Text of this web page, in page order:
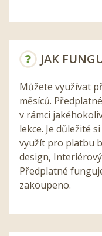
JAK
Můžete využívat
měsíců.
v rámci
lekce. Je důležité
využít pro platbu
design,
Předplatné
zakoupeno.